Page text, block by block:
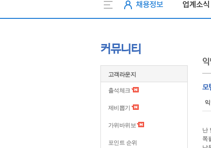
채용정보 업계소식
커뮤니티
고객라운지
출석체크
제비뽑기
가위바위보
포인트 순위
모
난
쪽